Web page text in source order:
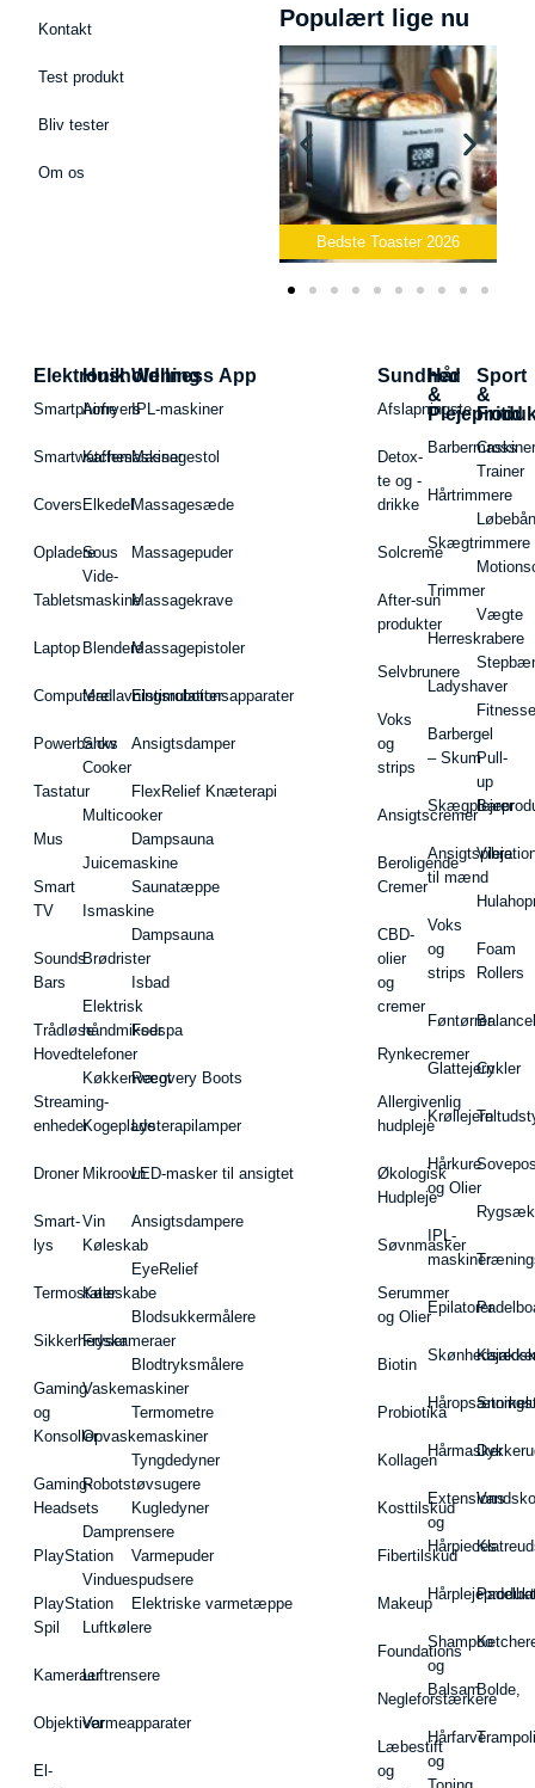
Kontakt
Test produkt
Bliv tester
Om os
Populært lige nu
Bedste Toaster 2026
Elektronik
Smartphone
Smartwatches
Covers
Opladere
Tablets
Laptop
Computere
Powerbanks
Tastatur
Mus
Smart
TV
Sounds
Bars
Trådløse
Hovedtelefoner
Streaming-
enheder
Droner
Smart-
lys
Termostater
Sikkerhedskameraer
Gaming
og
Konsoller
Gaming-
Headsets
PlayStation
PlayStation
Spil
Kameraer
Objektiver
El-
Husholdning
Airfryers
Kaffemaskiner
Elkedel
Sous
Vide-
maskine
Blendere
Madlavningsrobotter
Slow
Cooker
Multicooker
Juicemaskine
Ismaskine
Brødrister
Elektrisk
håndmikser
Køkkenvægt
Kogeplade
Mikroovn
Vin
Køleskab
Køleskabe
Fryser
Vaskemaskiner
Opvaskemaskiner
Robotstøvsugere
Damprensere
Vinduespudsere
Luftkølere
Luftrensere
Varmeapparater
Wellness App
IPL-maskiner
Massagestol
Massagesæde
Massagepuder
Massagekrave
Massagepistoler
Elstimulationsapparater
Ansigtsdamper
FlexRelief Knæterapi
Dampsauna
Saunatæppe
Dampsauna
Isbad
Fodspa
Recovery Boots
Lysterapilamper
LED-masker til ansigtet
Ansigtsdampere
EyeRelief
Blodsukkermålere
Blodtryksmålere
Termometre
Tyngdedyner
Kugledyner
Varmepuder
Elektriske varmetæppe
Sundhed
Afslapningste
Detox-
te og -
drikke
Solcreme
After-sun
produkter
Selvbrunere
Voks
og
strips
Ansigtscremer
Beroligende
Cremer
CBD-
olier
og
cremer
Rynkecremer
Allergivenlig
hudpleje
Økologisk
Hudpleje
Søvnmasker
Serummer
og Olier
Biotin
Probiotika
Kollagen
Kosttilskud
Fibertilskud
Makeup
Foundations
Negleforstærkere
Læbestift
og
Hår
&
Hårtrimmere
Skægtrimmere
Trimmer
Herreskrabere
Ladyshaver
Barbergel
– Skum
Ansigtspleje
til mænd
Voks
og
strips
Føntørrer
Glattejern
Krøllejern
Hårkure
og Olier
IPL-
maskiner
Epilatorer
Hårmasker
Extensions
og
Hårpieces
Shampoo
og
Balsam
Hårfarve
og
Sport
&
Fritid
Cross
Trainer
Vægte
Pull-
up
Barer
Foam
Rollers
Cykler
Vandsko
Bolde,